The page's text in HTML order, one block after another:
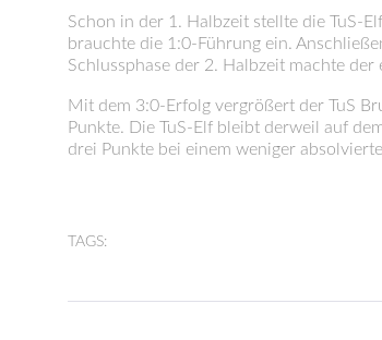
Schon in der 1. Halbzeit stellte die TuS-
brauchte die 1:0-Führung ein.
Schlussphase der 2. Halbzeit machte
Mit dem 3:0-Erfolg vergrößert der TuS
Punkte. Die TuS-Elf bleibt derweil auf
drei Punkte bei einem weniger
TAGS: